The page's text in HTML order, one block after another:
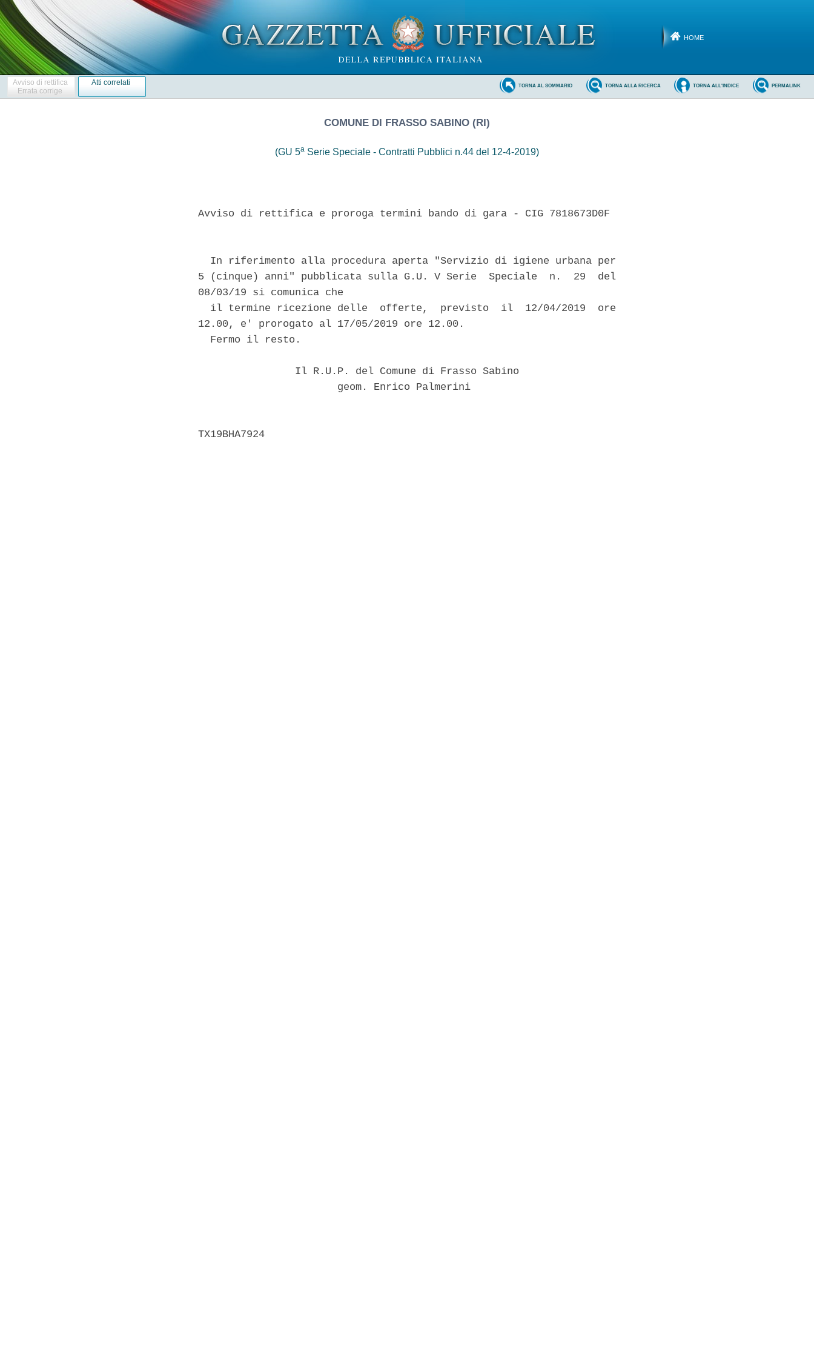
HOME
Avviso di rettifica
Errata corrige
Atti correlati PERMALINK
TORNA ALL'INDICE
TORNA ALLA RICERCA
TORNA AL SOMMARIO
COMUNE DI FRASSO SABINO (RI)
(GU 5a Serie Speciale - Contratti Pubblici n.44 del 12-4-2019)
Avviso di rettifica e proroga termini bando di gara - CIG 7818673D0F
  In riferimento alla procedura aperta "Servizio di igiene urbana per
5 (cinque) anni" pubblicata sulla G.U. V Serie  Speciale  n.  29  del
08/03/19 si comunica che
  il termine ricezione delle  offerte,  previsto  il  12/04/2019  ore
12.00, e' prorogato al 17/05/2019 ore 12.00.
  Fermo il resto.
                Il R.U.P. del Comune di Frasso Sabino
                       geom. Enrico Palmerini